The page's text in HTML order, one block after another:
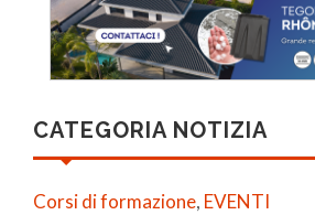
CATEGORIA NOTIZIA
Corsi di formazione, EVENTI